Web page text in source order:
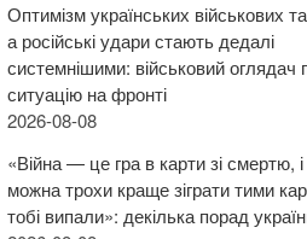
Оптимізм українських військових
а російські удари стають дедалі
системнішими: військовий оглядач
ситуацію на фронті
2026-08-08
«Війна — це гра в карти зі смертю,
можна трохи краще зіграти тими
тобі випали»: декілька порад